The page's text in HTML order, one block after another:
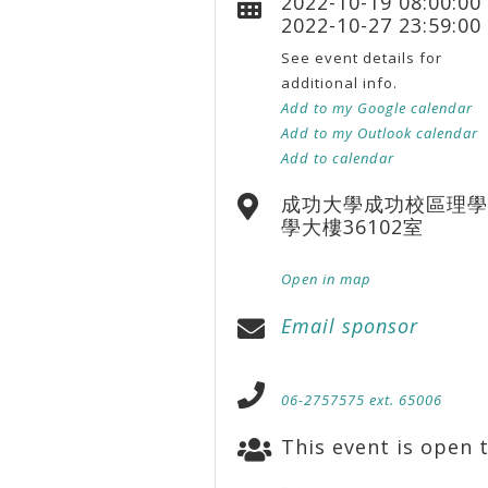
2022-10-27 23:59:00
See event details for
additional info.
Add to my Google calendar
Add to my Outlook calendar
Add to calendar
成功大學成功校區理
學大樓36102室
Open in map
Email sponsor
06-2757575 ext. 65006
This event is open